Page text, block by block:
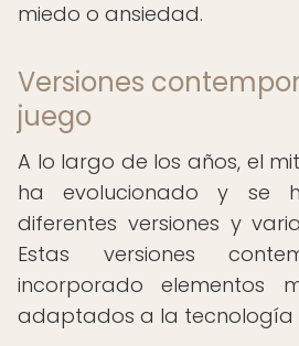
miedo o ansiedad.
Versiones
juego
A lo largo de los años, el
ha evolucionado y se
diferentes versiones y
Estas versiones
incorporado elementos
adaptados a la tecnología